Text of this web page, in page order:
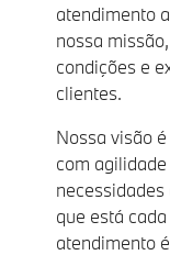
atendimento
nossa
condições e
clientes.
Nossa visão
com
que está
atendimento